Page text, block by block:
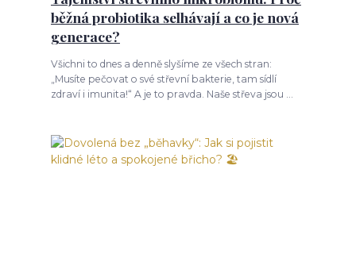
běžná probiotika selhávají a co je nová
generace?
Všichni to dnes a denně slyšíme ze všech stran:
„Musíte pečovat o své střevní bakterie, tam sídlí
zdraví i imunita!“ A je to pravda. Naše střeva jsou ...